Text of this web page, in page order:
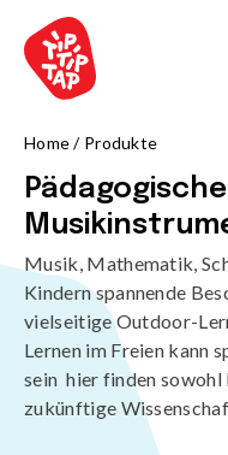
Home/ Produkte
Musik, Mathematik,
Kindern spannende
vielseitige Outdoor-
Lernen im Freien kann
sein  hier finden
zukünftige
Filter